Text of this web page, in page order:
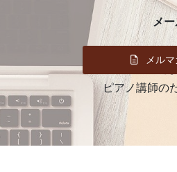
メ
メル
ピアノ講師の